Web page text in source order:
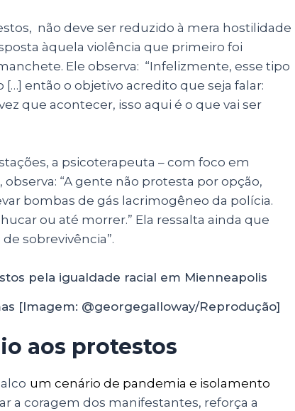
não deve ser reduzido à mera hostilidade
àquela violência que primeiro foi
Ele observa: “Infelizmente, esse tipo
então o objetivo acredito que seja falar:
que acontecer, isso aqui é o que vai ser
a psicoterapeuta – com foco em
observa: “A gente não protesta por opção,
bombas de gás lacrimogêneo da polícia.
ou até morrer.” Ela ressalta ainda que
sobrevivência”.
[Imagem: @georgegalloway/Reprodução]
aos protestos
um cenário de pandemia e isolamento
a coragem dos manifestantes, reforça a